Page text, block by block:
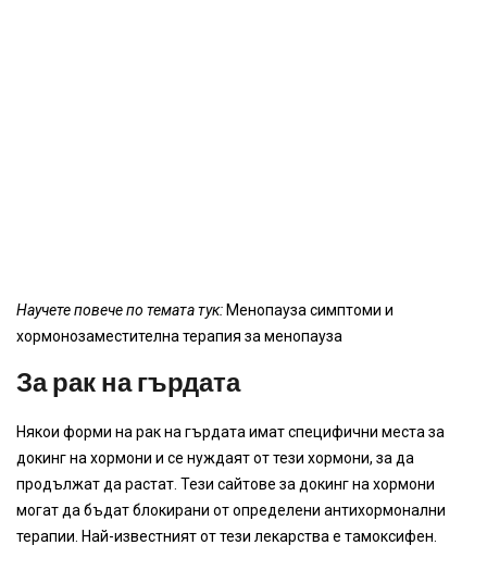
Научете повече по темата тук: Менопауза симптоми и
хормонозаместителна терапия за менопауза
За рак на гърдата
Някои форми на рак на гърдата имат специфични места за
докинг на хормони и се нуждаят от тези хормони, за да
продължат да растат. Тези сайтове за докинг на хормони
могат да бъдат блокирани от определени антихормонални
терапии. Най-известният от тези лекарства е тамоксифен.